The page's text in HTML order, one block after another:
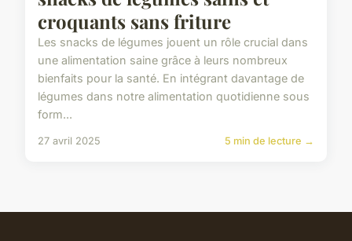
croquants sans friture
Les snacks de légumes jouent un rôle crucial dans
une alimentation saine grâce à leurs nombreux
bienfaits pour la santé. En intégrant davantage de
légumes dans notre alimentation quotidienne sous
form...
27 avril 2025 5 min de lecture →